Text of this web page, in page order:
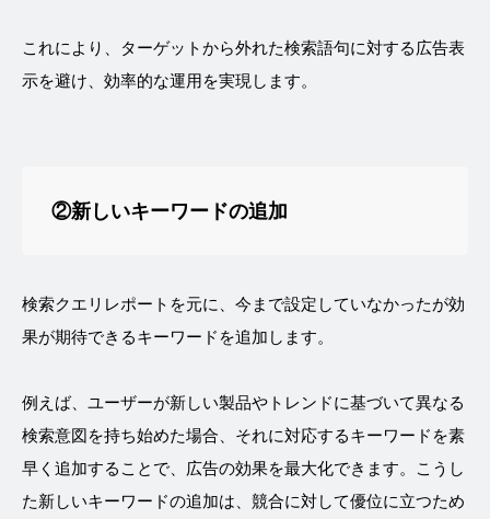
これにより、ターゲットから外れた検索語句に対する広告表
示を避け、効率的な運用を実現します。
②新しいキーワードの追加
検索クエリレポートを元に、今まで設定していなかったが効
果が期待できるキーワードを追加します。
例えば、ユーザーが新しい製品やトレンドに基づいて異なる
検索意図を持ち始めた場合、それに対応するキーワードを素
早く追加することで、広告の効果を最大化できます。こうし
た新しいキーワードの追加は、競合に対して優位に立つため